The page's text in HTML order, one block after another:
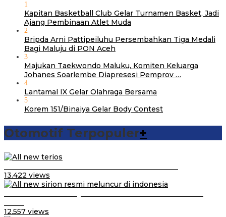
1
Kapitan Basketball Club Gelar Turnamen Basket, Jadi
Ajang Pembinaan Atlet Muda
2
Bripda Arni Pattipeiluhu Persembahkan Tiga Medali
Bagi Maluju di PON Aceh
3
Majukan Taekwondo Maluku, Komiten Keluarga
Johanes Soarlembe Diapresesi Pemprov …
4
Lantamal IX Gelar Olahraga Bersama
5
Korem 151/Binaiya Gelar Body Contest
Otomotif Terpopuler+
13.422 views
12.557 views